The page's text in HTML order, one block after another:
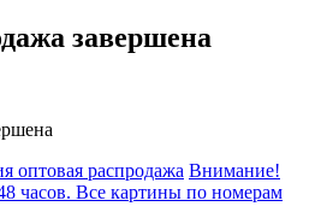
завершена
оптовая распродажа Внимание!
часов. Все картины по номерам